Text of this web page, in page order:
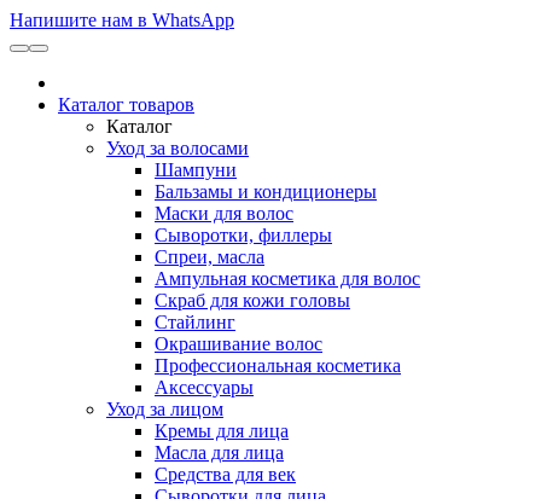
Напишите нам в WhatsApp
Каталог товаров
Каталог
Уход за волосами
Шампуни
Бальзамы и кондиционеры
Маски для волос
Сыворотки, филлеры
Спреи, масла
Ампульная косметика для волос
Скраб для кожи головы
Стайлинг
Окрашивание волос
Профессиональная косметика
Аксессуары
Уход за лицом
Кремы для лица
Масла для лица
Средства для век